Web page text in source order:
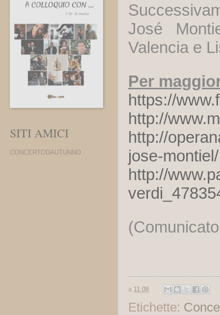
José
Valencia e
Per
https://
http://
http://
jose-montiel/
http://
a 11:08
Etichette:
SITI AMICI
CONCERTODAUTUNNO